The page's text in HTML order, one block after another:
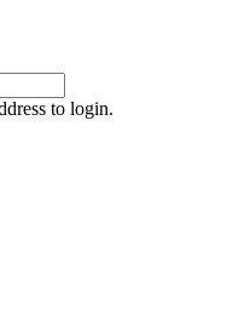
to login.